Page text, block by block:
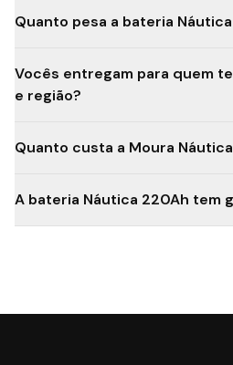
Quanto pesa a bateria
Vocês entregam para quem
e região?
Quanto custa a Moura
A bateria Náutica 220Ah tem